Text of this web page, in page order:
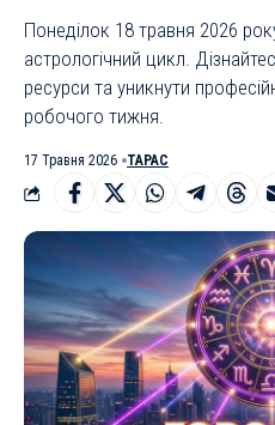
Понеділок 18 травня 2026
астрологічний цикл.
ресурси та уникнути
робочого тижня.
17 Травня 2026
ТАРАС